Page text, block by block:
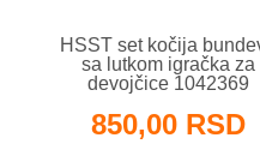
HSST set kočija
sa lutkom igračka za
devojčice 1042369
850,00 RSD